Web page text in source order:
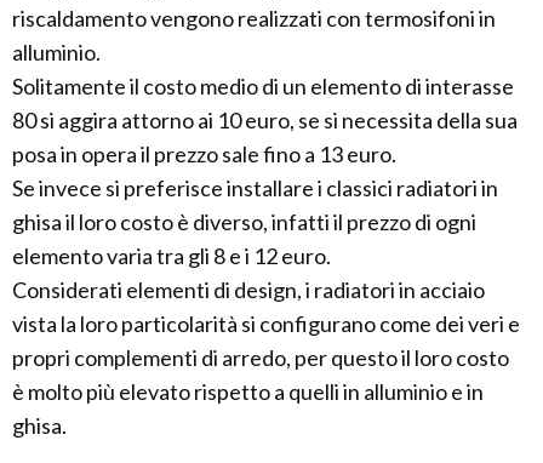
riscaldamento vengono realizzati con termosifoni in
alluminio.
Solitamente il costo medio di un elemento di interasse
80 si aggira attorno ai 10 euro, se si necessita della sua
posa in opera il prezzo sale fino a 13 euro.
Se invece si preferisce installare i classici radiatori in
ghisa il loro costo è diverso, infatti il prezzo di ogni
elemento varia tra gli 8 e i 12 euro.
Considerati elementi di design, i radiatori in acciaio
vista la loro particolarità si configurano come dei veri e
propri complementi di arredo, per questo il loro costo
è molto più elevato rispetto a quelli in alluminio e in
ghisa.